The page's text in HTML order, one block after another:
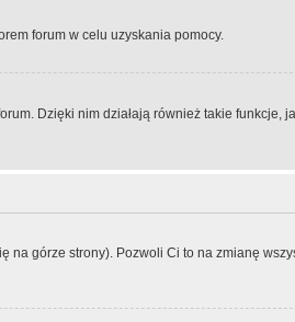
forum w celu uzyskania pomocy.
Dzięki nim działają również takie funkcje,
na górze strony). Pozwoli Ci to na zmianę